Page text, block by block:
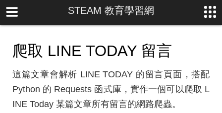
STEAM 教育學習網
爬取 LINE TODAY 留言
這篇文章會解析 LINE TODAY 的留言頁面，搭配
Python 的 Requests 函式庫，實作一個可以爬取 L
INE Today 某篇文章所有留言的網路爬蟲。